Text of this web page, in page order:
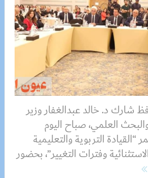
شارك د. خالد عبدالغفار وزير
العلمي، صباح اليوم
“القيادة التربوية والتعليمية
وفترات التغيير”، بحضور